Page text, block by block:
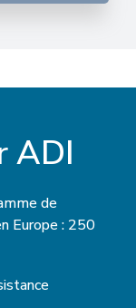
ADI
de
Europe : 250